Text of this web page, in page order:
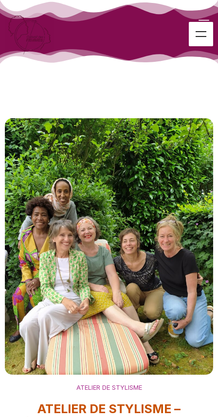
ATELIER DE STYLISME
ATELIER DE STYLISME –